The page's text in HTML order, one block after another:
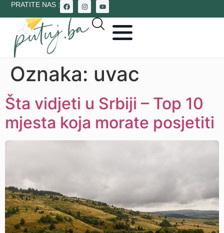
PRATITE NAS :
Oznaka: uvac
Šta vidjeti u Srbiji – Top 10
mjesta koja morate posjetiti